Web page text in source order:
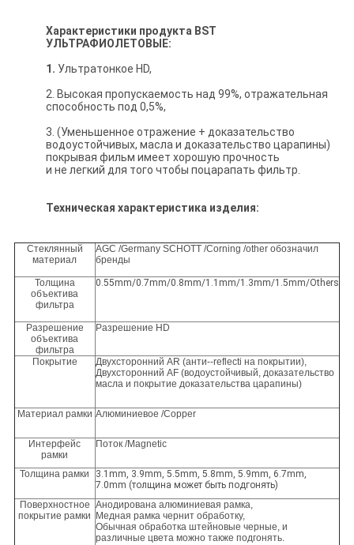
Характеристики продукта BST
УЛЬТРАФИОЛЕТОВЫЕ:
1. Ультратонкое HD,
2. Высокая пропускаемость над 99%, отражательная
способность под 0,5%,
3. (Уменьшенное отражение + доказательство
водоустойчивых, масла и доказательство царапины)
покрывая фильм имеет хорошую прочность
и не легкий для того чтобы поцарапать фильтр.
Техническая характеристика изделия:
Стеклянный
материал
AGC /Germany SCHOTT /Corning /other обозначил
бренды
Толщина
объектива
фильтра
0.55mm/0.7mm/0.8mm/1.1mm/1.3mm/1.5mm/Others
Разрешение
объектива
фильтра
Разрешение HD
Покрытие
Двухсторонний AR (анти--reflecti на покрытии),
Двухсторонний AF (водоустойчивый, доказательство
масла и покрытие доказательства царапины)
Материал рамки Алюминиевое /Copper
Интерфейс
рамки
Поток /Magnetic
Толщина рамки
3.1mm, 3.9mm, 5.5mm, 5.8mm, 5.9mm, 6.7mm,
7.0mm (толщина может быть подгонять)
Поверхностное
покрытие рамки
Анодирована алюминиевая рамка,
Медная рамка чернит обработку,
Обычная обработка штейновые черные, и
различные цвета можно также подгонять.